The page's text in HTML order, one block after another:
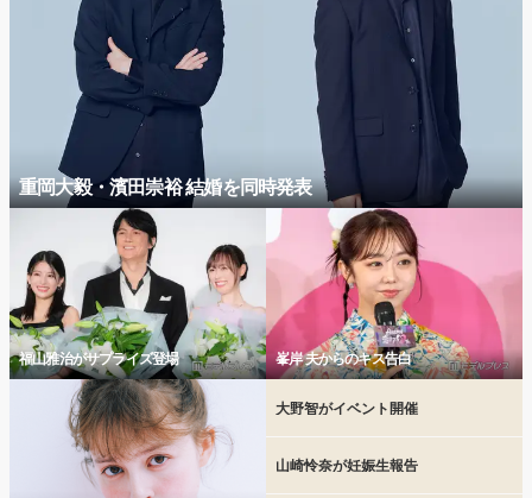
重岡大毅・濱田崇裕 結婚を同時発表
福山雅治がサプライズ登場 峯岸 夫からのキス告白
大野智がイベント開催
山崎怜奈が妊娠生報告